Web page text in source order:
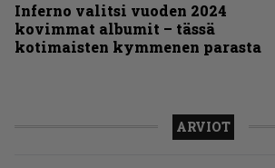
Inferno valitsi vuoden 2024
kovimmat albumit – tässä
kotimaisten kymmenen parasta
ARVIOT